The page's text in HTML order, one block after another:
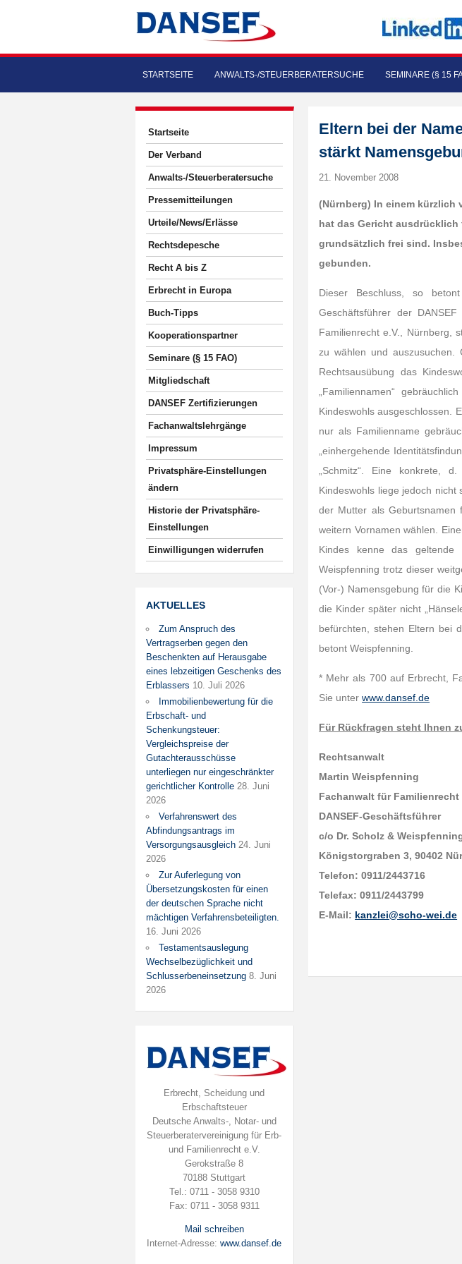
STARTSEITE ANWALTS-/STEUERBERATERSUCHE SEMINARE (§ 15
Startseite
Der Verband
Anwalts-/Steuerberatersuche
Pressemitteilungen
Urteile/News/Erlässe
Rechtsdepesche
Recht A bis Z
Erbrecht in Europa
Buch-Tipps
Kooperationspartner
Seminare (§ 15 FAO)
Mitgliedschaft
DANSEF Zertifizierungen
Fachanwaltslehrgänge
Impressum
Privatsphäre-Einstellungen
ändern
Historie der Privatsphäre-
Einstellungen
Einwilligungen widerrufen
AKTUELLES
Zum Anspruch des
Vertragserben gegen den
Beschenkten auf Herausgabe
eines lebzeitigen Geschenks des
Erblassers 10. Juli 2026
Immobilienbewertung für die
Erbschaft- und
Schenkungsteuer:
Vergleichspreise der
Gutachterausschüsse
unterliegen nur eingeschränkter
gerichtlicher Kontrolle 28. Juni
2026
Verfahrenswert des
Abfindungsantrags im
Versorgungsausgleich 24. Juni
2026
Zur Auferlegung von
Übersetzungskosten für einen
der deutschen Sprache nicht
mächtigen Verfahrensbeteiligten.
16. Juni 2026
Testamentsauslegung
Wechselbezüglichkeit und
Schlusserbeneinsetzung 8. Juni
2026
Erbrecht, Scheidung und
Erbschaftsteuer
Deutsche Anwalts-, Notar- und
Steuerberatervereinigung für Erb-
und Familienrecht e.V.
Gerokstraße 8
70188 Stuttgart
Tel.: 0711 - 3058 9310
Fax: 0711 - 3058 9311
Mail schreiben
Internet-Adresse:www.dansef.de
Eltern bei der
stärkt
21. November 2008
(Nürnberg) In einem kürzlich
hat das Gericht ausdrücklich
grundsätzlich frei sind.
gebunden.
Dieser Beschluss, so
Geschäftsführer der
Familienrecht e.V., Nürnberg,
zu wählen und
Rechtsausübung das
„Familiennamen“
Kindeswohls ausgeschlossen.
nur als Familienname
„einhergehende
„Schmitz“. Eine konkrete,
Kindeswohls liege jedoch
der Mutter als Geburtsnamen
weitern Vornamen wählen.
Kindes kenne das geltende
Weispfenning trotz dieser
(Vor-) Namensgebung für die
die Kinder später nicht
befürchten, stehen Eltern bei
betont Weispfenning.
* Mehr als 700 auf Erbrecht,
Sie unterwww.dansef.de
Für Rückfragen steht Ihnen
Rechtsanwalt
Martin Weispfenning
Fachanwalt für Familienrecht
DANSEF-Geschäftsführer
c/o Dr. Scholz &
Königstorgraben 3, 90402
Telefon: 0911/2443716
Telefax: 0911/2443799
E-Mail: kanzlei@scho-wei.de